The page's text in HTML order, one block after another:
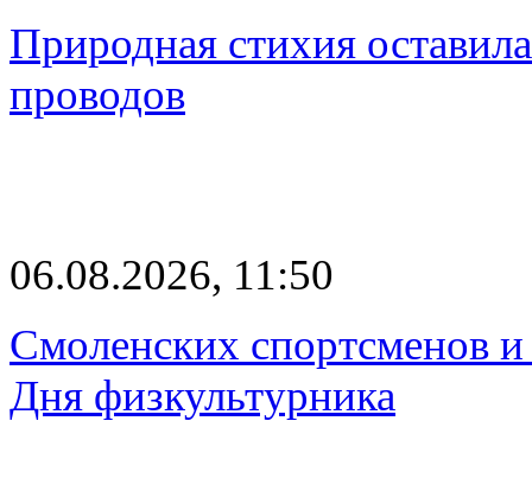
Природная стихия
проводов
06.08.2026, 11:50
Смоленских спортсменов
Дня физкультурника